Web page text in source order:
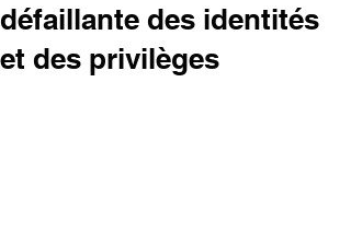
défaillante des identités
et des privilèges